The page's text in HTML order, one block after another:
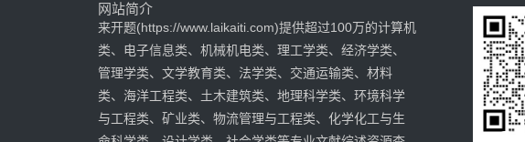
网站简介
来开题(https://www.laikaiti.com)提供超过100万的计算机
类、电子信息类、机械机电类、理工学类、经济学类、
管理学类、文学教育类、法学类、交通运输类、材料
类、海洋工程类、土木建筑类、地理科学类、环境科学
与工程类、矿业类、物流管理与工程类、化学化工与生